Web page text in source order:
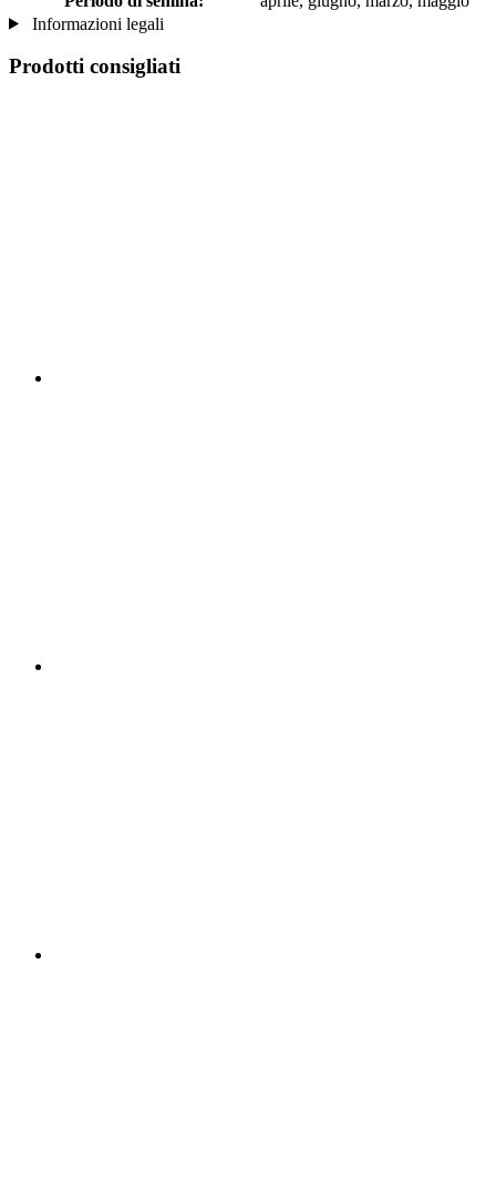
Informazioni legali
Prodotti consigliati